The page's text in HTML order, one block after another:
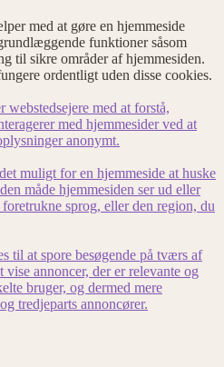
med at gøre en hjemmeside
funktioner såsom
til sikre områder af hjemmesiden.
ordentligt uden disse cookies.
med at forstå,
med hjemmesider ved at
anonymt.
muligt for en hjemmeside at huske
måde hjemmesiden ser ud eller
sprog, eller den region, du
til at spore besøgende på tværs af
vise annoncer, der er relevante og
bruger, og dermed mere
tredjeparts annoncører.